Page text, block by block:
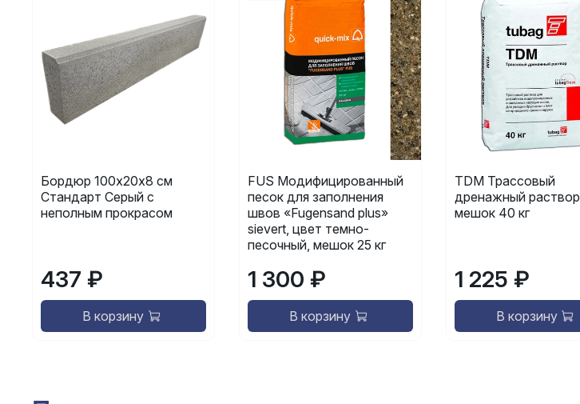
Бордюр 100х20х8 см
Стандарт Серый с
неполным прокрасом
437 ₽
В корзину
FUS Модифицированный
песок для заполнения
швов «Fugensand plus»
sievert, цвет темно-
песочный, мешок 25 кг
1 300 ₽
В корзину
TDM Трассовый
дренажный раствор,
мешок 40 кг
1 225 ₽
В корзину